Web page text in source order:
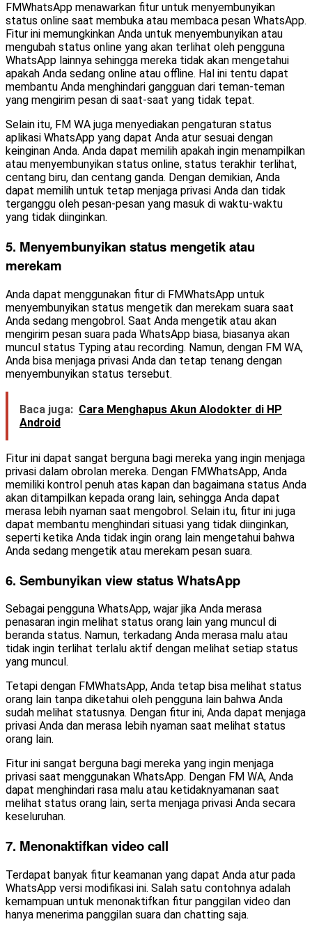
FMWhatsApp menawarkan fitur untuk menyembunyikan
status online saat membuka atau membaca pesan WhatsApp.
Fitur ini memungkinkan Anda untuk menyembunyikan atau
mengubah status online yang akan terlihat oleh pengguna
WhatsApp lainnya sehingga mereka tidak akan mengetahui
apakah Anda sedang online atau offline. Hal ini tentu dapat
membantu Anda menghindari gangguan dari teman-teman
yang mengirim pesan di saat-saat yang tidak tepat.
Selain itu, FM WA juga menyediakan pengaturan status
aplikasi WhatsApp yang dapat Anda atur sesuai dengan
keinginan Anda. Anda dapat memilih apakah ingin menampilkan
atau menyembunyikan status online, status terakhir terlihat,
centang biru, dan centang ganda. Dengan demikian, Anda
dapat memilih untuk tetap menjaga privasi Anda dan tidak
terganggu oleh pesan-pesan yang masuk di waktu-waktu
yang tidak diinginkan.
5. Menyembunyikan status mengetik atau
merekam
Anda dapat menggunakan fitur di FMWhatsApp untuk
menyembunyikan status mengetik dan merekam suara saat
Anda sedang mengobrol. Saat Anda mengetik atau akan
mengirim pesan suara pada WhatsApp biasa, biasanya akan
muncul status Typing atau recording. Namun, dengan FM WA,
Anda bisa menjaga privasi Anda dan tetap tenang dengan
menyembunyikan status tersebut.
Baca juga: Cara Menghapus Akun Alodokter di HP
Android
Fitur ini dapat sangat berguna bagi mereka yang ingin menjaga
privasi dalam obrolan mereka. Dengan FMWhatsApp, Anda
memiliki kontrol penuh atas kapan dan bagaimana status Anda
akan ditampilkan kepada orang lain, sehingga Anda dapat
merasa lebih nyaman saat mengobrol. Selain itu, fitur ini juga
dapat membantu menghindari situasi yang tidak diinginkan,
seperti ketika Anda tidak ingin orang lain mengetahui bahwa
Anda sedang mengetik atau merekam pesan suara.
6. Sembunyikan view status WhatsApp
Sebagai pengguna WhatsApp, wajar jika Anda merasa
penasaran ingin melihat status orang lain yang muncul di
beranda status. Namun, terkadang Anda merasa malu atau
tidak ingin terlihat terlalu aktif dengan melihat setiap status
yang muncul.
Tetapi dengan FMWhatsApp, Anda tetap bisa melihat status
orang lain tanpa diketahui oleh pengguna lain bahwa Anda
sudah melihat statusnya. Dengan fitur ini, Anda dapat menjaga
privasi Anda dan merasa lebih nyaman saat melihat status
orang lain.
Fitur ini sangat berguna bagi mereka yang ingin menjaga
privasi saat menggunakan WhatsApp. Dengan FM WA, Anda
dapat menghindari rasa malu atau ketidaknyamanan saat
melihat status orang lain, serta menjaga privasi Anda secara
keseluruhan.
7. Menonaktifkan video call
Terdapat banyak fitur keamanan yang dapat Anda atur pada
WhatsApp versi modifikasi ini. Salah satu contohnya adalah
kemampuan untuk menonaktifkan fitur panggilan video dan
hanya menerima panggilan suara dan chatting saja.